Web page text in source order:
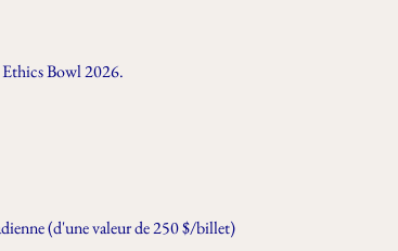
Bowl 2026.
(d'une valeur de 250 $/billet)